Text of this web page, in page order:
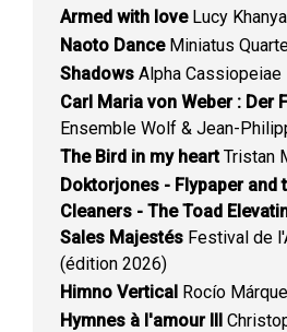
Armed with loveLucy
Naoto DanceMiniatus
Shadows Alpha Cassiopeiae
Carl Maria von Weber : Der
Ensemble Wolf & Jean-
The Bird in my heartTristan
Doktorjones - Flypaper and
Cleaners - The Toad
Sales Majestés Festival de
(édition 2026)
Himno Vertical Rocío
Hymnes à l'amour III